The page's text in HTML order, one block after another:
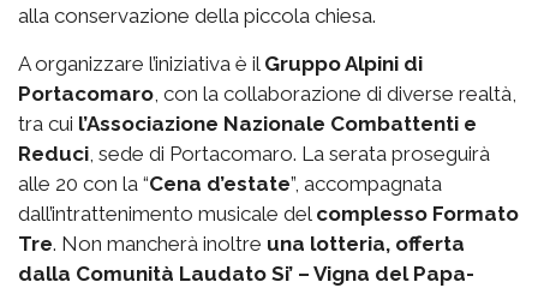
alla conservazione della piccola chiesa.
A organizzare l’iniziativa è il Gruppo Alpini di
Portacomaro, con la collaborazione di diverse realtà,
tra cui l’Associazione Nazionale Combattenti e
Reduci, sede di Portacomaro. La serata proseguirà
alle 20 con la “Cena d’estate”, accompagnata
dall’intrattenimento musicale del complesso Formato
Tre. Non mancherà inoltre una lotteria, offerta
dalla Comunità Laudato Si’ – Vigna del Papa-